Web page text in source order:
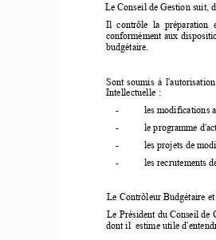
Le Conseil de Gestion suit,
Il  contrôle  la  préparation
conformément aux
budgétaire.
Sont soumis à
Intellectuelle :
-
les modifications
-
le programme
-
les projets de
-
les recrutements
Le Contrôleur Budgétaire
Le Président du Conseil de
dont il  estime utile